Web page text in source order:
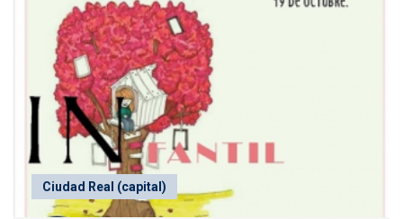
Ciudad Real (capital)